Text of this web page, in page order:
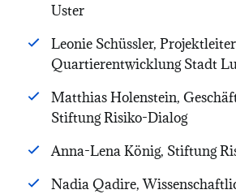
Uster
Leonie Schüssler,
Quartierentwicklung Stadt
Matthias Holenstein,
Stiftung Risiko-Dialog
Anna-Lena König, Stiftung
Nadia Qadire,